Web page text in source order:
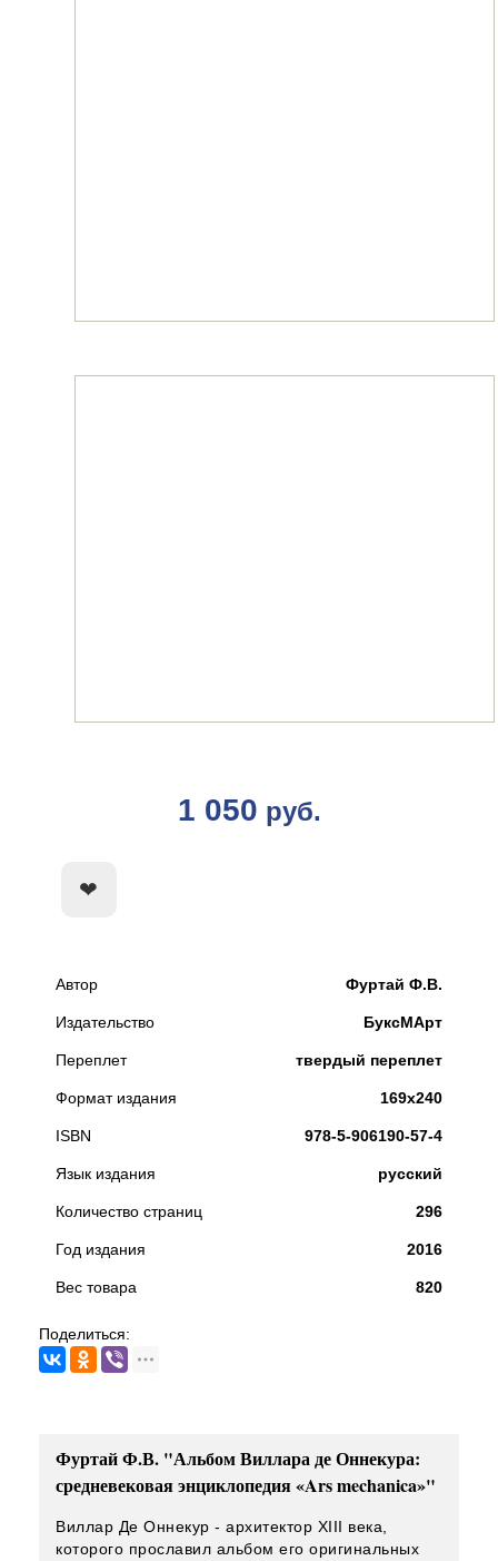
1 050 руб.
Автор Фуртай Ф.В.
Издательство БуксМАрт
Переплет твердый переплет
Формат издания 169х240
ISBN 978-5-906190-57-4
Язык издания русский
Количество страниц 296
Год издания 2016
Вес товара 820
Поделиться:
Фуртай Ф.В. "Альбом Виллара де Оннекура:
средневековая энциклопедия «Ars mechanica»"
Виллар Де Оннекур - архитектор XIII века,
которого прославил альбом его оригинальных